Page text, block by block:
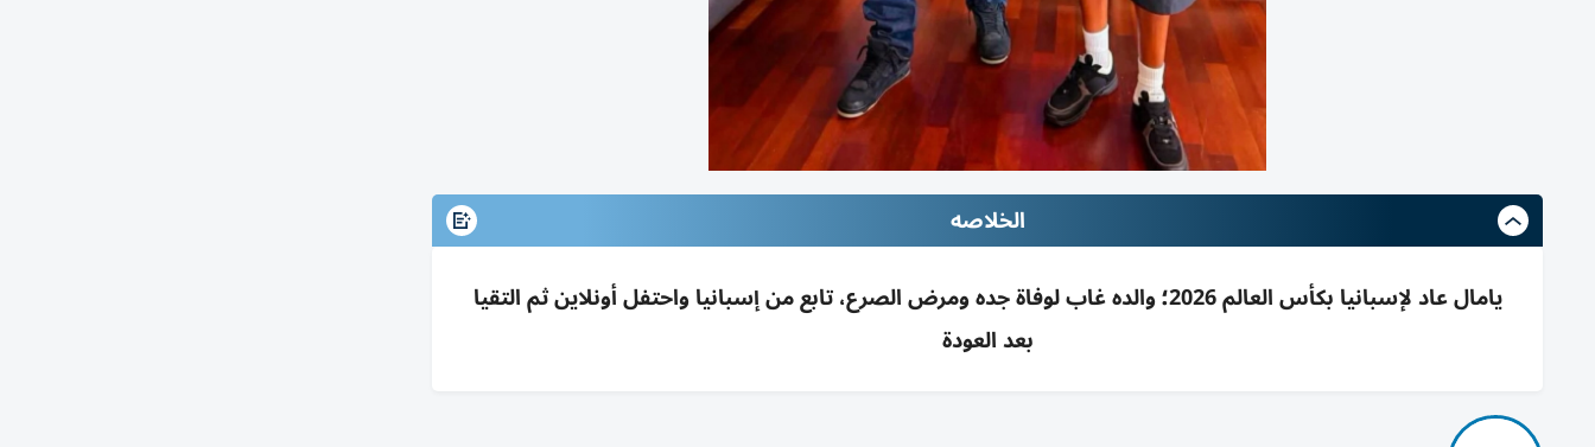
الخلاصه
يامال عاد لإسبانيا بكأس العالم 2026؛ والده غاب لوفاة جده ومرض الصرع، تابع من إسبانيا واحتفل أونلاين ثم التقيا
بعد العودة